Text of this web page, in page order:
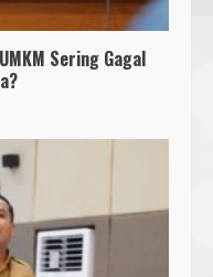
Sering Gagal